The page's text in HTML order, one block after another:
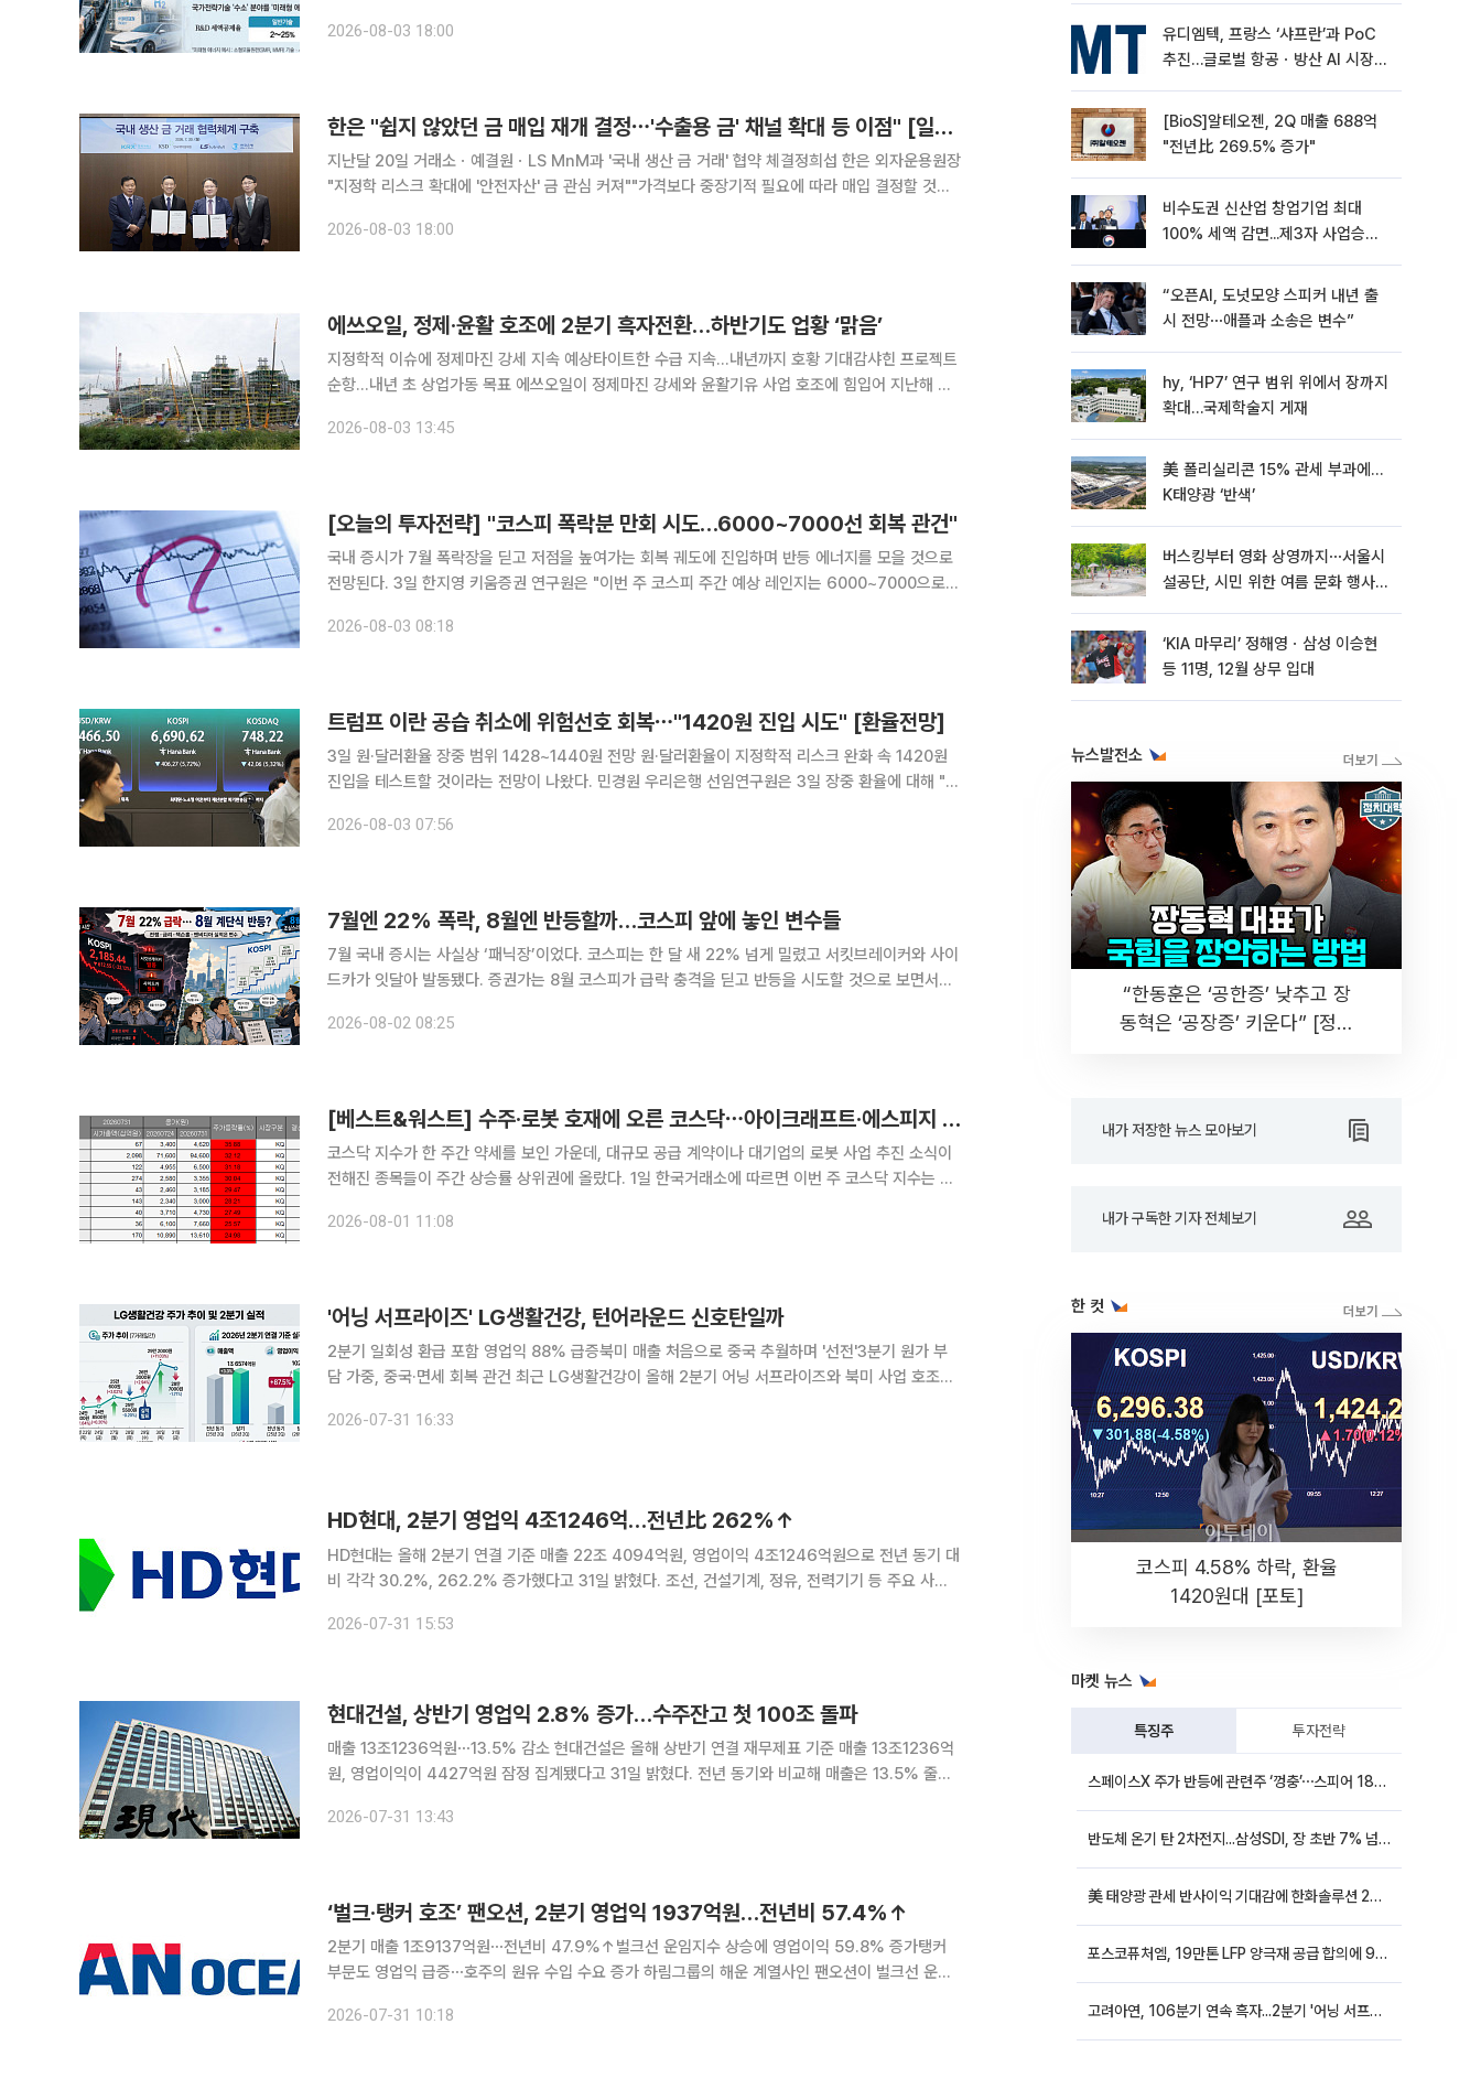
전략기술 중 '수소' 분야는 '미래형 에너지' 분야로 확대 개편한다
2026-08-03 18:00
한은 "쉽지 않았던 금 매입 재개 결정⋯'수출용 금' 채널 확대 등 이점" [일문일답]
지난달 20일 거래소ㆍ예결원ㆍLS MnM과 '국내 생산 금 거래' 협약 체결정희섭 한은 외자운용원장
"지정학 리스크 확대에 '안전자산' 금 관심 커져""가격보다 중장기적 필요에 따라 매입 결정할 것⋯
2013년 이후 처음으로 금 매입 재개를 선언하면서다. 그동
2026-08-03 18:00
에쓰오일, 정제·윤활 호조에 2분기 흑자전환…하반기도 업황 ‘맑음’
지정학적 이슈에 정제마진 강세 지속 예상타이트한 수급 지속…내년까지 호황 기대감샤힌 프로젝트
순항…내년 초 상업가동 목표 에쓰오일이 정제마진 강세와 윤활기유 사업 호조에 힘입어 지난해 적
2026-08-03 13:45
[오늘의 투자전략] "코스피 폭락분 만회 시도…6000~7000선 회복 관건"
국내 증시가 7월 폭락장을 딛고 저점을 높여가는 회복 궤도에 진입하며 반등 에너지를 모을 것으로
전망된다. 3일 한지영 키움증권 연구원은 "이번 주 코스피 주간 예상 레인지는 6000~7000으로
기업들의 실적 공개가 지수 회복력의 강도를 결정할 것
2026-08-03 08:18
트럼프 이란 공습 취소에 위험선호 회복⋯"1420원 진입 시도" [환율전망]
3일 원·달러환율 장중 범위 1428~1440원 전망 원·달러환율이 지정학적 리스크 완화 속 1420원
진입을 테스트할 것이라는 전망이 나왔다. 민경원 우리은행 선임연구원은 3일 장중 환율에 대해 "중
했다. 장중 환율 예상 범위는 1428~1440원이다.
2026-08-03 07:56
7월엔 22% 폭락, 8월엔 반등할까…코스피 앞에 놓인 변수들
7월 국내 증시는 사실상 ‘패닉장’이었다. 코스피는 한 달 새 22% 넘게 밀렸고 서킷브레이커와 사이
드카가 잇달아 발동됐다. 증권가는 8월 코스피가 급락 충격을 딛고 반등을 시도할 것으로 보면서도
소에 따르면 7월 한 달 코스피는 22.19% 하락했다. 전
2026-08-02 08:25
[베스트&워스트] 수주·로봇 호재에 오른 코스닥⋯아이크래프트·에스피지 30%대↑
코스닥 지수가 한 주간 약세를 보인 가운데, 대규모 공급 계약이나 대기업의 로봇 사업 추진 소식이
전해진 종목들이 주간 상승률 상위권에 올랐다. 1일 한국거래소에 따르면 이번 주 코스닥 지수는 전
아이크래프트다. 아이크래프트는 3400원에서
2026-08-01 11:08
'어닝 서프라이즈' LG생활건강, 턴어라운드 신호탄일까
2분기 일회성 환급 포함 영업익 88% 급증북미 매출 처음으로 중국 추월하며 '선전'3분기 원가 부
담 가중, 중국·면세 회복 관건 최근 LG생활건강이 올해 2분기 어닝 서프라이즈와 북미 사업 호조에
"본격적인 턴어라운드로 보기엔 이르다"는 신중론이 교차하고 있
2026-07-31 16:33
HD현대, 2분기 영업익 4조1246억…전년比 262%↑
HD현대는 올해 2분기 연결 기준 매출 22조 4094억원, 영업이익 4조1246억원으로 전년 동기 대
비 각각 30.2%, 262.2% 증가했다고 31일 밝혔다. 조선, 건설기계, 정유, 전력기기 등 주요 사업
의 영향으로 매출은 전년 동기 대비 20.2%
2026-07-31 15:53
현대건설, 상반기 영업익 2.8% 증가…수주잔고 첫 100조 돌파
매출 13조1236억원⋯13.5% 감소 현대건설은 올해 상반기 연결 재무제표 기준 매출 13조1236억
원, 영업이익이 4427억원 잠정 집계됐다고 31일 밝혔다. 전년 동기와 비교해 매출은 13.5% 줄었
다. 전년 동기보다 매출은 11.4% 감소했고 영업
2026-07-31 13:43
‘벌크·탱커 호조’ 팬오션, 2분기 영업익 1937억원…전년비 57.4%↑
2분기 매출 1조9137억원⋯전년비 47.9%↑벌크선 운임지수 상승에 영업이익 59.8% 증가탱커
부문도 영업익 급증⋯호주의 원유 수입 수요 증가 하림그룹의 해운 계열사인 팬오션이 벌크선 운임
연결 기준 매출 1조9137억원, 영업이익 1937억원을 기록했
2026-07-31 10:18
유디엠텍, 프랑스 ‘샤프란’과 PoC
추진…글로벌 항공ㆍ방산 AI 시장
[BioS]알테오젠, 2Q 매출 688억
"전년比 269.5% 증가"
비수도권 신산업 창업기업 최대
100% 세액 감면...제3자 사업승계
“오픈AI, 도넛모양 스피커 내년 출
시 전망⋯애플과 소송은 변수”
hy, ‘HP7’ 연구 범위 위에서 장까지
확대…국제학술지 게재
美 폴리실리콘 15% 관세 부과에…
K태양광 ‘반색’
버스킹부터 영화 상영까지⋯서울시
설공단, 시민 위한 여름 문화 행사
‘KIA 마무리’ 정해영ㆍ삼성 이승현
등 11명, 12월 상무 입대
뉴스발전소
“한동훈은 ‘공한증’ 낮추고 장
동혁은 ‘공장증’ 키운다” [정치
내가 저장한 뉴스 모아보기
내가 구독한 기자 전체보기
한 컷
코스피 4.58% 하락, 환율
1420원대 [포토]
마켓 뉴스
특징주 투자전략
스페이스X 주가 반등에 관련주 ‘껑충’⋯스피어 18%ㆍ에이치브이엠 12%↑
반도체 온기 탄 2차전지...삼성SDI, 장 초반 7% 넘게 껑충
美 태양광 관세 반사이익 기대감에 한화솔루션 20%대·OCI홀딩스 14%대 급등
포스코퓨처엠, 19만톤 LFP 양극재 공급 합의에 9%대 강세
고려아연, 106분기 연속 흑자...2분기 '어닝 서프라이즈'에 장 초반 12%대 강세